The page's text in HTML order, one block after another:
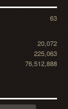
63
20,072
225,063
76,512,888